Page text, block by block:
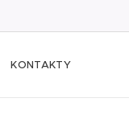
KONTAKTY